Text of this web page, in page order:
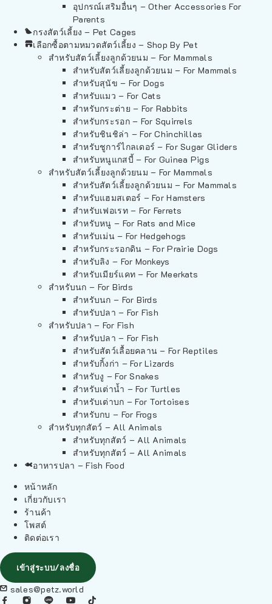
อุปกรณ์เสริมอื่นๆ – Other Accessories For
Parents
กรงสัตว์เลี้ยง – Pet Cages
เลือกซื้อตามหมวดสัตว์เลี้ยง – Shop By Pet
สำหรับสัตว์เลี้ยงลูกด้วยนม – For Mammals
สำหรับสัตว์เลี้ยงลูกด้วยนม – For Mammals
สำหรับสุนัข – For Dogs
สำหรับแมว – For Cats
สำหรับกระต่าย – For Rabbits
สำหรับกระรอก – For Squirrels
สำหรับชินชิล่า – For Chinchillas
สำหรับชูการ์ไกลเดอร์ – For Sugar Gliders
สำหรับหนูแกสบี้ – For Guinea Pigs
สำหรับสัตว์เลี้ยงลูกด้วยนม – For Mammals
สำหรับสัตว์เลี้ยงลูกด้วยนม – For Mammals
สำหรับแฮมสเตอร์ – For Hamsters
สำหรับเฟอเรท – For Ferrets
สำหรับหนู – For Rats and Mice
สำหรับเม่น – For Hedgehogs
สำหรับกระรอกดิน – For Prairie Dogs
สำหรับลิง – For Monkeys
สำหรับเมียร์แคท – For Meerkats
สำหรับนก – For Birds
สำหรับนก – For Birds
สำหรับปลา – For Fish
สำหรับปลา – For Fish
สำหรับปลา – For Fish
สำหรับสัตว์เลื้อยคลาน – For Reptiles
สำหรับกิ้งก่า – For Lizards
สำหรับงู – For Snakes
สำหรับเต่าน้ำ – For Turtles
สำหรับเต่าบก – For Tortoises
สำหรับกบ – For Frogs
สำหรับทุกสัตว์ – All Animals
สำหรับทุกสัตว์ – All Animals
สำหรับทุกสัตว์ – All Animals
อาหารปลา – Fish Food
หน้าหลัก
เกี่ยวกับเรา
ร้านค้า
โพสต์
ติดต่อเรา
เข้าสู่ระบบ/ลงชื่อ
sales@petz.world